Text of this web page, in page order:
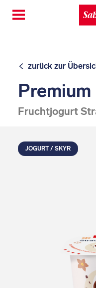
Toggle
navigation
zurück zur
Fruchtjogurt
JOGURT / SKYR